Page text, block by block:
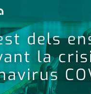
notícies
últimes notícies
activitats
revistes pdf
anunciants
dels
la